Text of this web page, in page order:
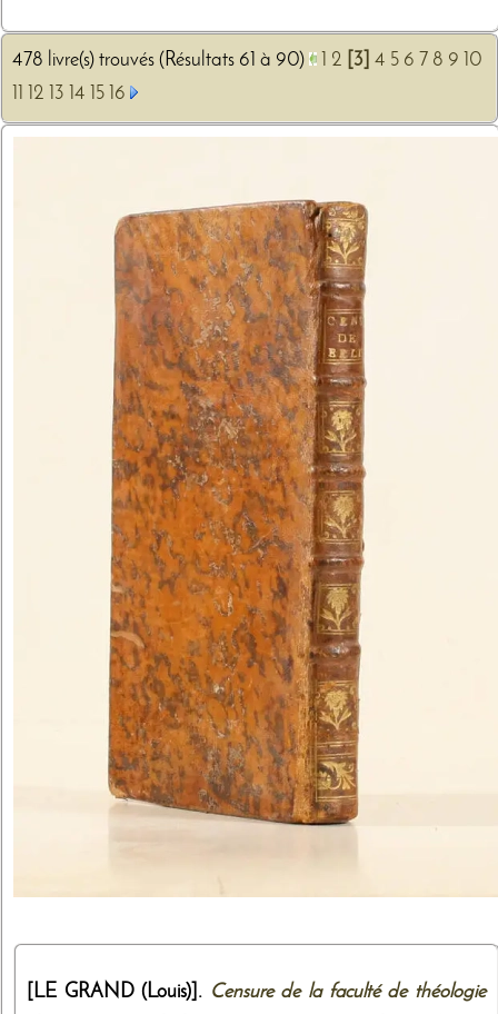
478 livre(s) trouvés (Résultats 61 à 90) 2 [3] 4 5 6 7 8 9
10
12 13 14 15 16
[LE GRAND (Louis)]. Censure de la faculté de théologie